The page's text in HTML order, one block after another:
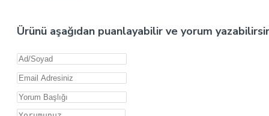
Ürünü aşağıdan puanlayabilir ve yorum